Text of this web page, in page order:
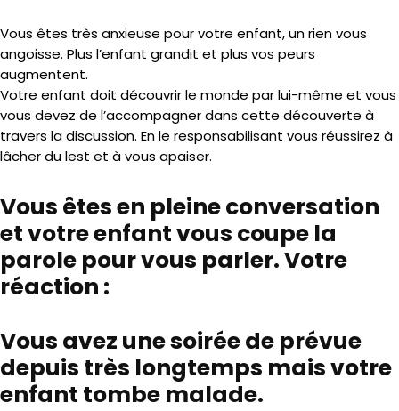
Vous êtes très anxieuse pour votre enfant, un rien vous
angoisse. Plus l’enfant grandit et plus vos peurs
augmentent.
Votre enfant doit découvrir le monde par lui-même et vous
vous devez de l’accompagner dans cette découverte à
travers la discussion. En le responsabilisant vous réussirez à
lâcher du lest et à vous apaiser.
Vous êtes en pleine conversation
et votre enfant vous coupe la
parole pour vous parler. Votre
réaction :
Vous avez une soirée de prévue
depuis très longtemps mais votre
enfant tombe malade.